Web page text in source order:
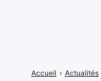
Accueil › Actualités